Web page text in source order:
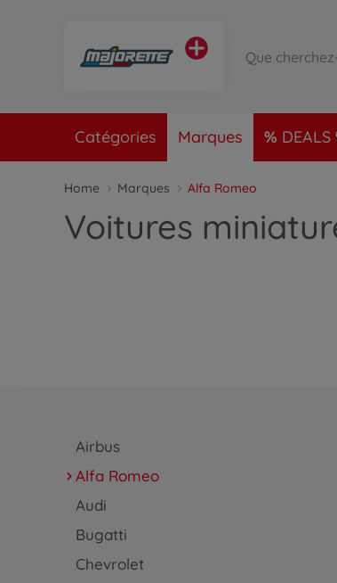
Catégories Marques DEALS
Home Marques Alfa Romeo
Voitures
Airbus
Alfa Romeo
Audi
Bugatti
Chevrolet